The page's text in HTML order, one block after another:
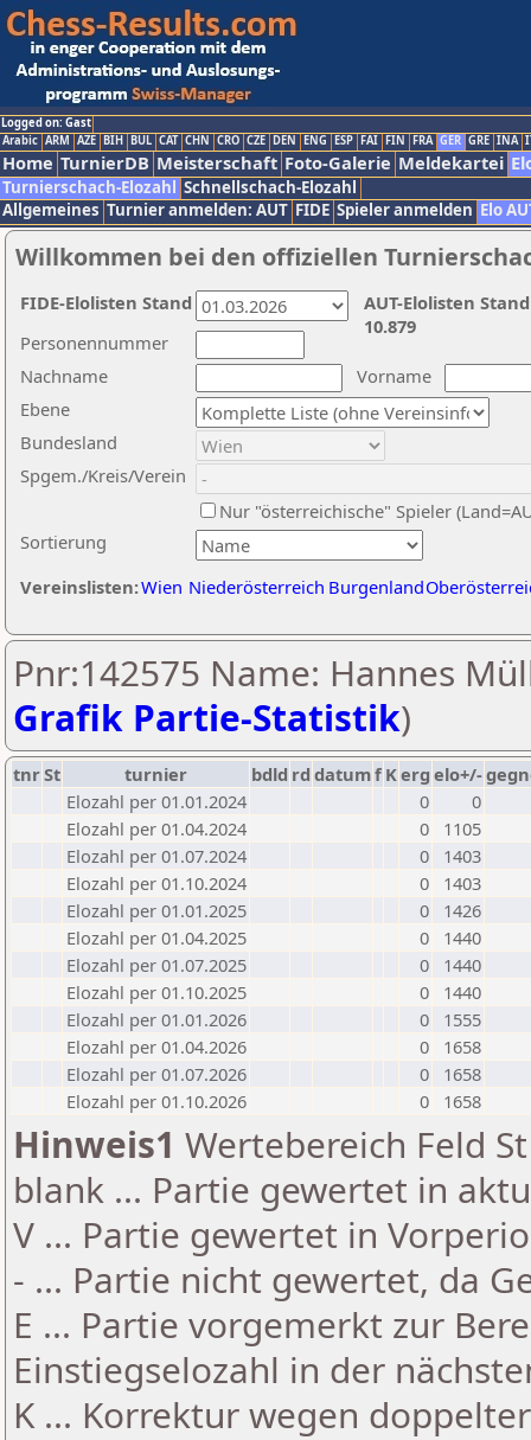
Logged on: Gast
Arabic ARM AZE BIH BUL CAT CHN CRO CZE DEN ENG ESP FAI FIN FRA GER GRE INA
Home TurnierDB Meisterschaft Foto-Galerie Meldekartei
Turnierschach-Elozahl Schnellschach-Elozahl
Allgemeines Turnier anmelden: AUT FIDE Spieler anmelden Elo
Willkommen bei den offiziellen
Nachname
Vorname
Ebene
Sortierung
Personennummer
Bundesland
Spgem./Kreis/Verein
Nur "österreichische" Spieler
Vereinslisten:Wien Niederösterreich Burgenland
AUT-Elolisten
10.879
FIDE-Elolisten Stand
Pnr:142575 Name: Hannes
Grafik Partie-Statistik)
tnrSt turnier bdld rd datumf Kerg elo+/-
Elozahl per 01.01.2024
0
0
Elozahl per 01.04.2024
0
1105
Elozahl per 01.07.2024
0
1403
Elozahl per 01.10.2024
0
1403
Elozahl per 01.01.2025
0
1426
Elozahl per 01.04.2025
0
1440
Elozahl per 01.07.2025
0
1440
Elozahl per 01.10.2025
0
1440
Elozahl per 01.01.2026
0
1555
Elozahl per 01.04.2026
0
1658
Elozahl per 01.07.2026
0
1658
Elozahl per 01.10.2026
0 1658
Hinweis1 Wertebereich Feld
blank ... Partie gewertet in
V ... Partie gewertet in
- ... Partie nicht gewertet, da
E ... Partie vorgemerkt zur
Einstiegselozahl in der
K ... Korrektur wegen